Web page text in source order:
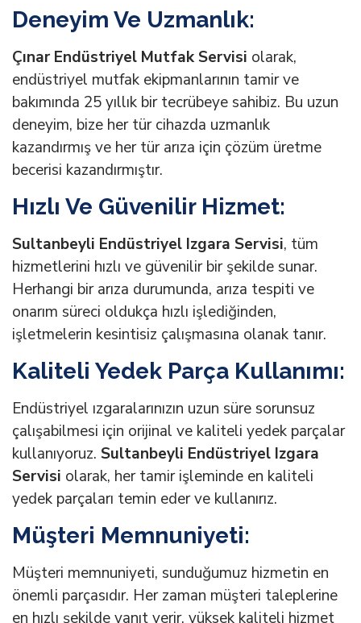
Deneyim Ve Uzmanlık:
Çınar Endüstriyel Mutfak Servisi olarak,
endüstriyel mutfak ekipmanlarının tamir ve
bakımında 25 yıllık bir tecrübeye sahibiz. Bu uzun
deneyim, bize her tür cihazda uzmanlık
kazandırmış ve her tür arıza için çözüm üretme
becerisi kazandırmıştır.
Hızlı Ve Güvenilir Hizmet:
Sultanbeyli Endüstriyel Izgara Servisi, tüm
hizmetlerini hızlı ve güvenilir bir şekilde sunar.
Herhangi bir arıza durumunda, arıza tespiti ve
onarım süreci oldukça hızlı işlediğinden,
işletmelerin kesintisiz çalışmasına olanak tanır.
Kaliteli Yedek Parça Kullanımı:
Endüstriyel ızgaralarınızın uzun süre sorunsuz
çalışabilmesi için orijinal ve kaliteli yedek parçalar
kullanıyoruz. Sultanbeyli Endüstriyel Izgara
Servisi olarak, her tamir işleminde en kaliteli
yedek parçaları temin eder ve kullanırız.
Müşteri Memnuniyeti:
Müşteri memnuniyeti, sunduğumuz hizmetin en
önemli parçasıdır. Her zaman müşteri taleplerine
en hızlı şekilde yanıt verir, yüksek kaliteli hizmet